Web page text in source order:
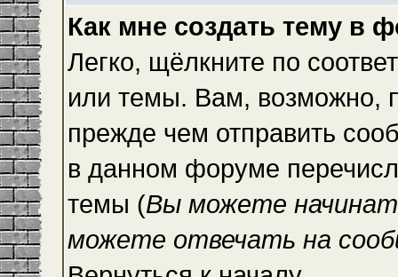
Как мне создать тему в
Легко, щёлкните по
или темы. Вам, возможно,
прежде чем отправить
в данном форуме
темы (Вы можете
можете отвечать на